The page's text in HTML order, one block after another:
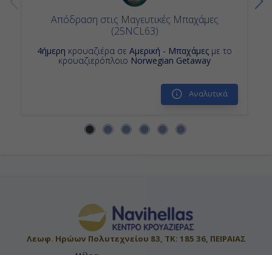
Απόδραση στις Μαγευτικές Μπαχάμες
(25NCL63)
4ήμερη κρουαζιέρα σε Αμερική - Μπαχάμες με το
κρουαζιερόπλοιο Norwegian Getaway
Αναλυτικά
Λεωφ. Ηρώων Πολυτεχνείου 83, ΤΚ: 185 36, ΠΕΙΡΑΙΑΣ